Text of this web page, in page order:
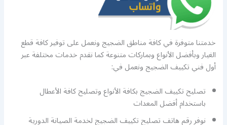
خدمتنا متوفرة في كافة مناطق الضجيج ونعمل على توفير كافة قطع
الغيار وبأفضل الأنواع وبماركات متنوعة كما نقدم خدمات مختلفة عبر
أول فني تكييف الضجيج ونعمل في:
تصليح تكييف الضجيج بكافة الأنواع وتصليح كافة الأعطال
باستخدام أفضل المعدات
نوفر رقم هاتف تصليح تكييف الضجيج لخدمة الصيانة الدورية